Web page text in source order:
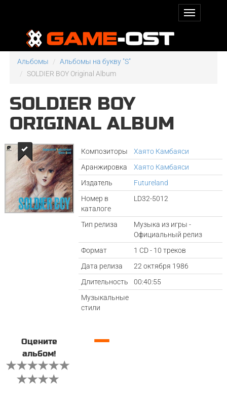
Альбомы
Альбомы на букву "S"
SOLDIER BOY Original Album
SOLDIER BOY
ORIGINAL ALBUM
Композиторы
Хаято Камбаяси
Аранжировка
Хаято Камбаяси
Издатель
Futureland
Номер в
каталоге
LD32-5012
Тип релиза
Музыка из игры -
Официальный релиз
Формат
1 CD - 10 треков
Дата релиза
22 октября 1986
Длительность
00:40:55
Музыкальные
стили
Оцените
альбом!
—